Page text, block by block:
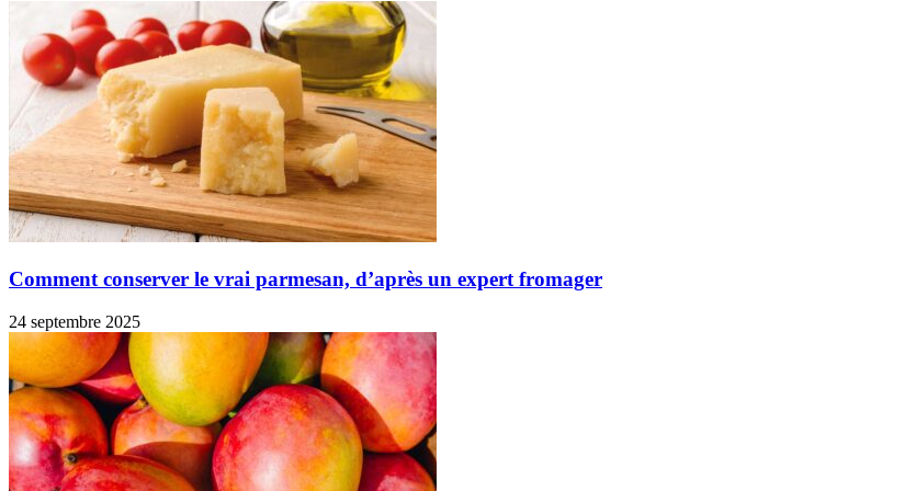
Comment conserver le vrai parmesan, d’après un expert fromager
24 septembre 2025